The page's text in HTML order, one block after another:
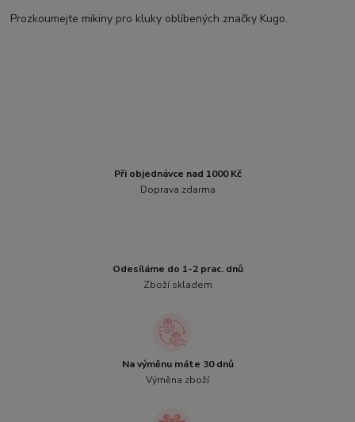
Prozkoumejte mikiny pro kluky oblíbených značky Kugo.
Při objednávce nad 1000 Kč
Doprava zdarma
Odesíláme do 1-2 prac. dnů
Zboží skladem
Na výměnu máte 30 dnů
Výměna zboží